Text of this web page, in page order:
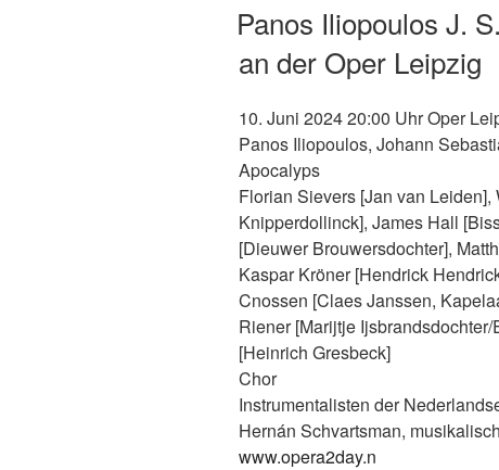
Panos Iliopoulos J.
an der Oper Leipzig
10. Juni 2024 20:00 Uhr Oper
Panos Iliopoulos, Johann
Apocalyps
Florian Sievers [Jan van
Knipperdollinck], James Hall
[Dieuwer Brouwersdochter],
Kaspar Kröner [Hendrick
Cnossen [Claes Janssen,
Riener [Marijtje
[Heinrich Gresbeck]
Chor
Instrumentalisten der
Hernán Schvartsman,
www.opera2day.n